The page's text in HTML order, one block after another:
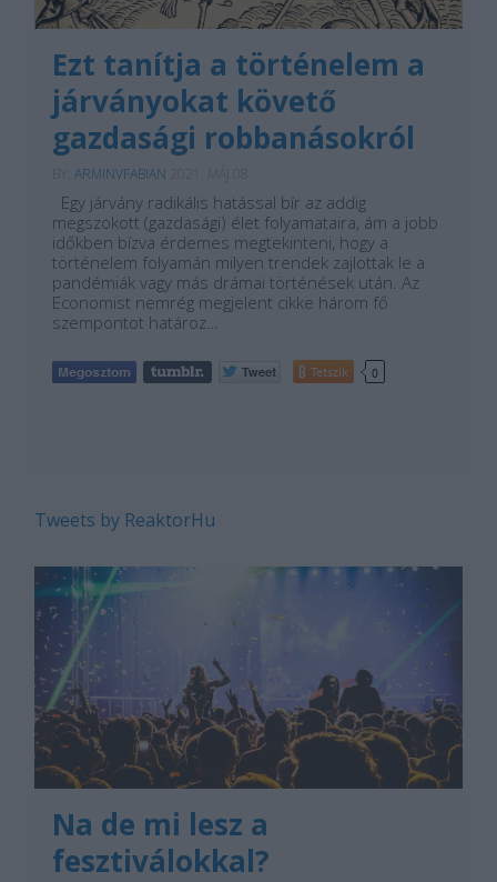
Ezt tanítja a történelem a
járványokat követő
gazdasági robbanásokról
ARMINVFABIAN
Egy járvány radikális hatással bír az addig
megszokott (gazdasági) élet folyamataira, ám a jobb
időkben bízva érdemes megtekinteni, hogy a
történelem folyamán milyen trendek zajlottak le a
pandémiák vagy más drámai történések után. Az
Economist nemrég megjelent cikke három fő
szempontot határoz…
Tetszik 0
Tweets by ReaktorHu
Na de mi lesz a
fesztiválokkal?